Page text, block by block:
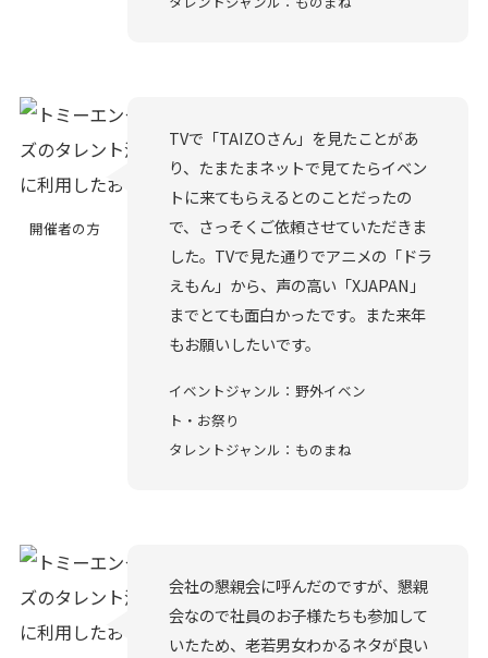
開催者の方
TVで「TAIZOさん」を見たことがあ
り、たまたまネットで見てたらイベン
トに来てもらえるとのことだったの
で、さっそくご依頼させていただきま
した。TVで見た通りでアニメの「ドラ
えもん」から、声の高い「XJAPAN」
までとても面白かったです。また来年
もお願いしたいです。
イベントジャンル：野外イベン
ト・お祭り
タレントジャンル：ものまね
会社の懇親会に呼んだのですが、懇親
会なので社員のお子様たちも参加して
いたため、老若男女わかるネタが良い